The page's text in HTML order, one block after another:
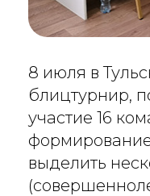
8 июля в
блицтурнир,
участие 16
выделить